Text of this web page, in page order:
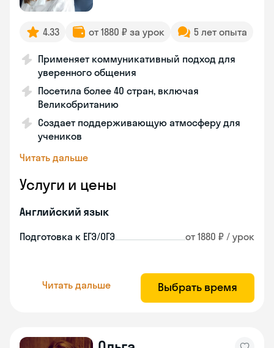
4.33 от 1880 ₽ за урок 5 лет опыта
Применяет коммуникативный подход для
уверенного общения
Посетила более 40 стран, включая
Великобританию
Создает поддерживающую атмосферу для
учеников
Читать дальше
Услуги и цены
Английский язык
Подготовка к ЕГЭ/ОГЭ от 1880 ₽ / урок
Читать дальше Выбрать время